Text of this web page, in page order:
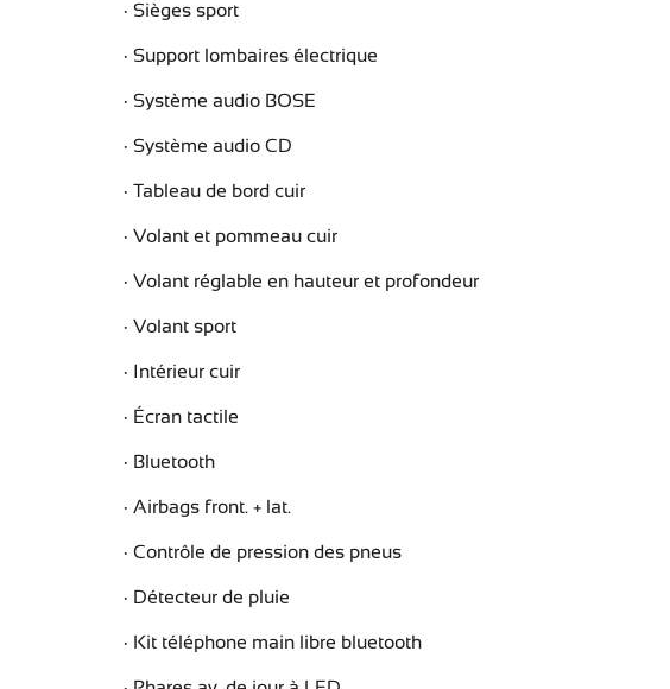
Sièges sport
Support lombaires électrique
Système audio BOSE
Système audio CD
Tableau de bord cuir
Volant et pommeau cuir
Volant réglable en hauteur et profondeur
Volant sport
Intérieur cuir
Écran tactile
Bluetooth
Airbags front. + lat.
Contrôle de pression des pneus
Détecteur de pluie
Kit téléphone main libre bluetooth